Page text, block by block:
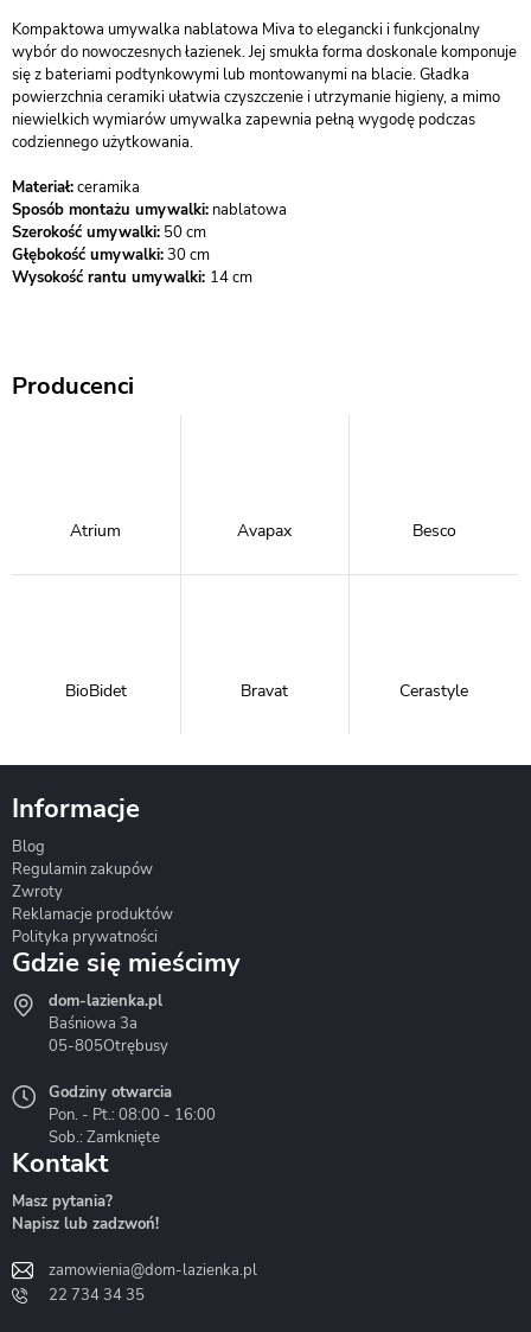
Kompaktowa umywalka nablatowa Miva to elegancki i funkcjonalny
wybór do nowoczesnych łazienek. Jej smukła forma doskonale komponuje
się z bateriami podtynkowymi lub montowanymi na blacie. Gładka
powierzchnia ceramiki ułatwia czyszczenie i utrzymanie higieny, a mimo
niewielkich wymiarów umywalka zapewnia pełną wygodę podczas
codziennego użytkowania.
Materiał:ceramika
Sposób montażu umywalki: nablatowa
Szerokość umywalki: 50 cm
Głębokość umywalki:30 cm
Wysokość rantu umywalki: 14 cm
Producenci
Atrium Avapax Besco
BioBidet Bravat Cerastyle
Hydrostop
Liveno
Informacje
Blog
Regulamin zakupów
Zwroty
Reklamacje produktów
Polityka prywatności
Gdzie się mieścimy
dom-lazienka.pl
Baśniowa 3a
05-805Otrębusy
Godziny otwarcia
Pon. - Pt.: 08:00 - 16:00
Sob.: Zamknięte
Kontakt
Masz pytania?
Napisz lub zadzwoń!
zamowienia@dom-lazienka.pl
22 734 34 35